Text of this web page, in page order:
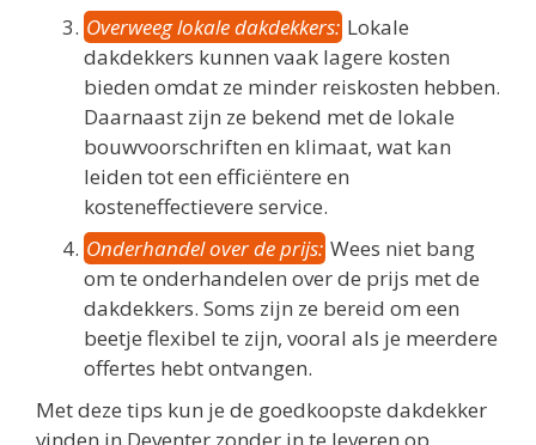
Overweeg lokale dakdekkers: Lokale
dakdekkers kunnen vaak lagere kosten
bieden omdat ze minder reiskosten hebben.
Daarnaast zijn ze bekend met de lokale
bouwvoorschriften en klimaat, wat kan
leiden tot een efficiëntere en
kosteneffectievere service.
Onderhandel over de prijs: Wees niet bang
om te onderhandelen over de prijs met de
dakdekkers. Soms zijn ze bereid om een
beetje flexibel te zijn, vooral als je meerdere
offertes hebt ontvangen.
Met deze tips kun je de goedkoopste dakdekker
vinden in Deventer zonder in te leveren op